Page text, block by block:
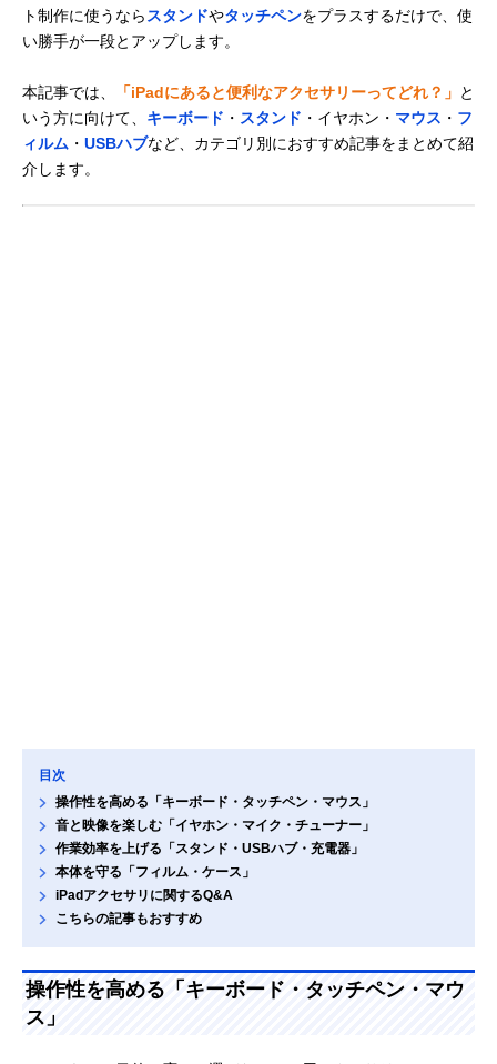
ト制作に使うなら スタンドやタッチペンをプラスするだけで、使
い勝手が一段とアップします。
本記事では、 「iPadにあると便利なアクセサリーってどれ？」 と
いう方に向けて、 キーボード ・ スタンド ・イヤホン・ マウス ・ フ
ィルム ・ USBハブなど、カテゴリ別におすすめ記事をまとめて紹
介します。
目次
操作性を高める「キーボード・タッチペン・マウス」
音と映像を楽しむ「イヤホン・マイク・チューナー」
作業効率を上げる「スタンド・USBハブ・充電器」
本体を守る「フィルム・ケース」
iPadアクセサリに関するQ&A
こちらの記事もおすすめ
操作性を高める「キーボード・タッチペン・マウ
ス」